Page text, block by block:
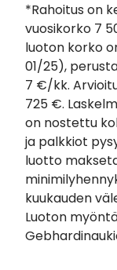
*Rahoitus on
vuosikorko 7
luoton korko
01/25),
7 €/kk.
725 €.
on nostettu
ja palkkiot
luotto
kuukauden
Luoton